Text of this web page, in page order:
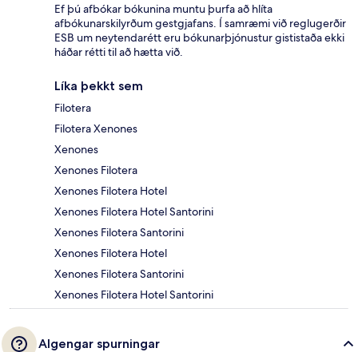
Ef þú afbókar bókunina muntu þurfa að hlíta
afbókunarskilyrðum gestgjafans. Í samræmi við reglugerðir
ESB um neytendarétt eru bókunarþjónustur gististaða ekki
háðar rétti til að hætta við.
Líka þekkt sem
Filotera
Filotera Xenones
Xenones
Xenones Filotera
Xenones Filotera Hotel
Xenones Filotera Hotel Santorini
Xenones Filotera Santorini
Xenones Filotera Hotel
Xenones Filotera Santorini
Xenones Filotera Hotel Santorini
Algengar spurningar